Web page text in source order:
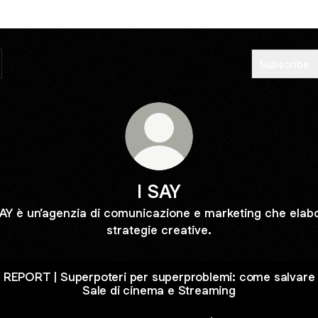
I SAY
è un’agenzia di comunicazione e marketing che
strategie creative.
REPORT | Superpoteri per superproblemi: come salvare
Sale di cinema e Streaming